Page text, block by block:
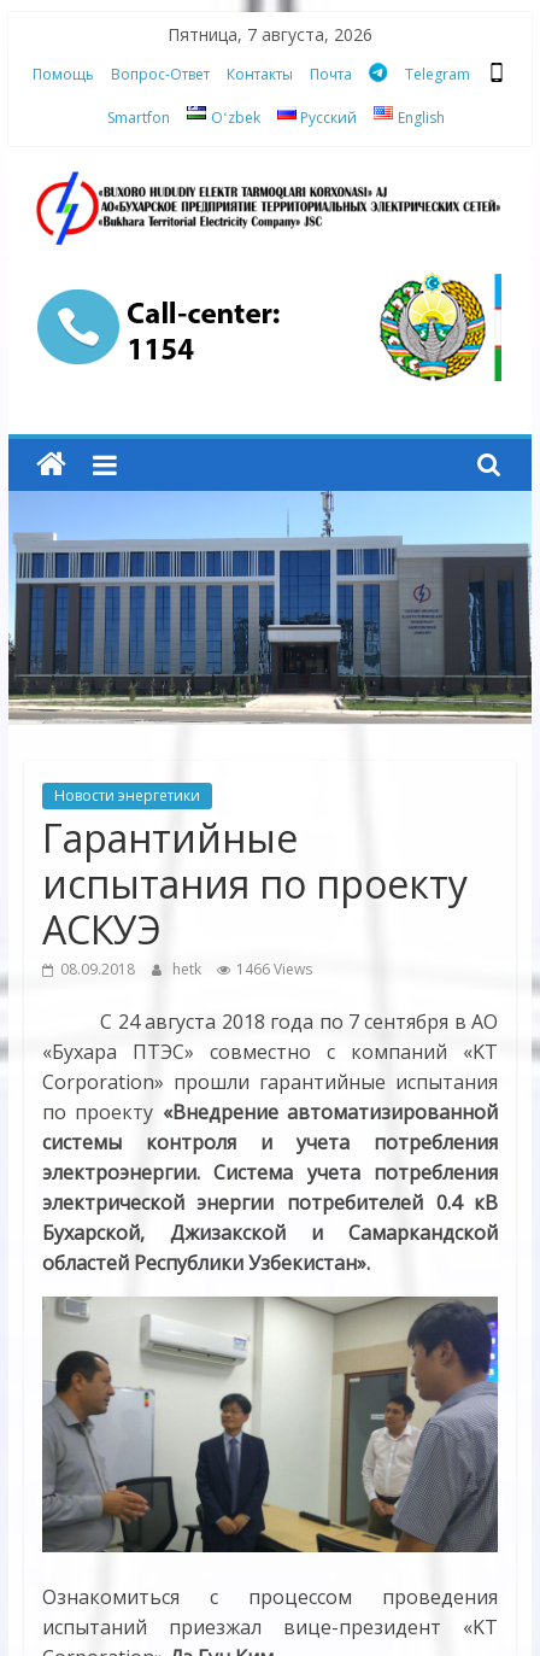
content
Пятница, 7 августа, 2026
Помощь Вопрос-Ответ Контакты Почта Telegram
Smartfon Oʻzbek Русский English
АО
"Бухарское
Предприятие
Территориальных
Электрических
сетей"
АО
"Бухарское
Электрических
сетей"
Новости энергетики
Гарантийные
испытания по проекту
АСКУЭ
08.09.2018 hetk 1466 Views
С 24 августа 2018 года по 7 сентября в АО
«Бухара ПТЭС» совместно c компаний «KT
Corporation» прошли гарантийные испытания
по проекту «Внедрение автоматизированной
системы контроля и учета потребления
электроэнергии. Система учета потребления
электрической энергии потребителей 0.4 кВ
Бухарской, Джизакской и Самаркандской
областей Республики Узбекистан».
Ознакомиться с процессом проведения
испытаний приезжал вице-президент «KT